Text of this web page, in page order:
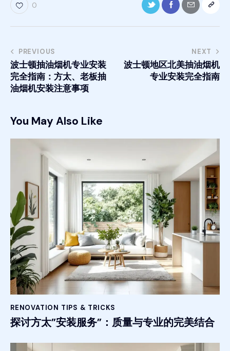
0
PREVIOUS
波士顿抽油烟机专业安装
完全指南：方太、老板抽
油烟机安装注意事项
NEXT
波士顿地区北美抽油烟机
专业安装完全指南
You May Also Like
RENOVATION TIPS & TRICKS
探讨方太”安装服务”：质量与专业的完美结合